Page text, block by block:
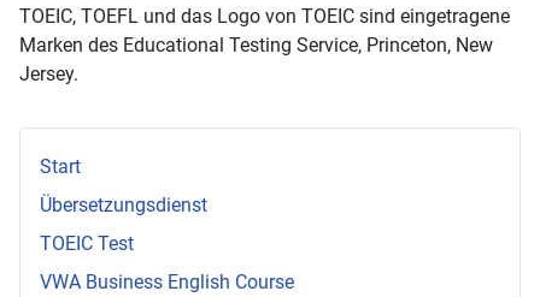
Start
Übersetzungsdienst
TOEIC Test
VWA Business English Course
TOEIC, TOEFL und das Logo von TOEIC sind eingetragene
Marken des Educational Testing Service, Princeton, New
Jersey.